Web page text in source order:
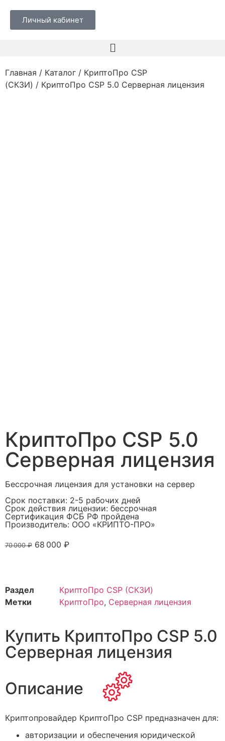
Личный кабинет
Главная / Каталог / КриптоПро CSP
(СКЗИ) / КриптоПро CSP 5.0 Серверная лицензия
КриптоПро CSP 5.0
Серверная лицензия
Бессрочная лицензия для установки на сервер
Срок поставки: 2-5 рабочих дней
Срок действия лицензии: бессрочная
Сертификация ФСБ РФ пройдена
Производитель: ООО «КРИПТО-ПРО»
70 000₽ 68 000 ₽
Раздел
КриптоПро CSP (СКЗИ)
Метки
КриптоПро, Серверная лицензия
Купить КриптоПро CSP 5.0
Серверная лицензия
Описание
Криптопровайдер КриптоПро CSP предназначен для:
авторизации и обеспечения юридической